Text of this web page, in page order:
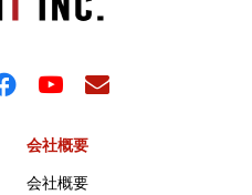
会社概要
会社概要